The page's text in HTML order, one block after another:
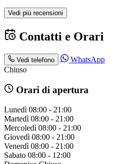
Vedi più recensioni
Contatti e Orari
Vedi telefono
WhatsApp
Chiuso
Orari di apertura
Lunedì 08:00 - 21:00
Martedì 08:00 - 21:00
Mercoledì 08:00 - 21:00
Giovedì 08:00 - 21:00
Venerdì 08:00 - 21:00
Sabato 08:00 - 12:00